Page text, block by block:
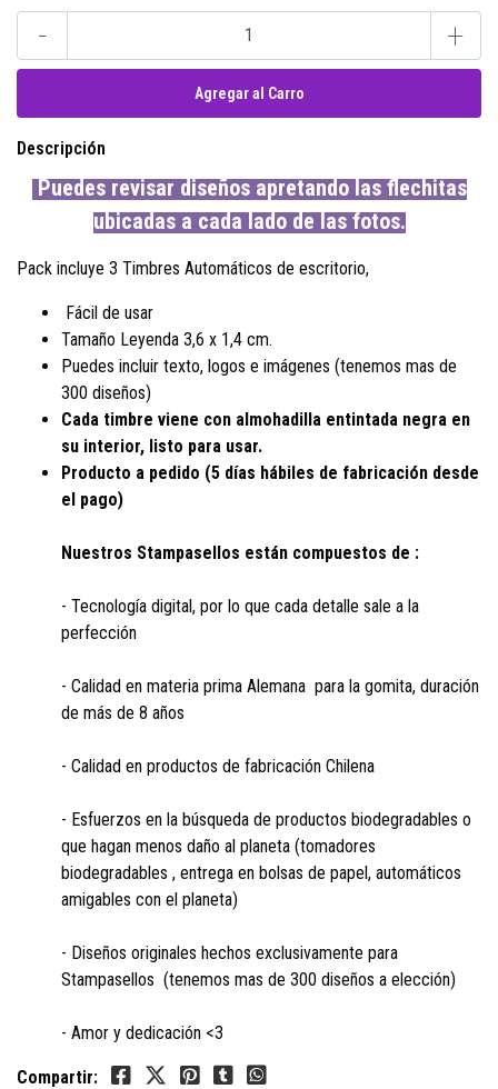
- +
Descripción
Puedes revisar diseños apretando las flechitas
ubicadas a cada lado de las fotos.
Pack incluye 3 Timbres Automáticos de escritorio,
Fácil de usar
Tamaño Leyenda 3,6 x 1,4 cm.
Puedes incluir texto, logos e imágenes (tenemos mas de
300 diseños)
Cada timbre viene con almohadilla entintada negra en
su interior, listo para usar.
Producto a pedido (5 días hábiles de fabricación desde
el pago)
Nuestros Stampasellos están compuestos de :
- Tecnología digital, por lo que cada detalle sale a la
perfección
- Calidad en materia prima Alemana para la gomita, duración
de más de 8 años
- Calidad en productos de fabricación Chilena
- Esfuerzos en la búsqueda de productos biodegradables o
que hagan menos daño al planeta (tomadores
biodegradables , entrega en bolsas de papel, automáticos
amigables con el planeta)
- Diseños originales hechos exclusivamente para
Stampasellos (tenemos mas de 300 diseños a elección)
- Amor y dedicación <3
Compartir: